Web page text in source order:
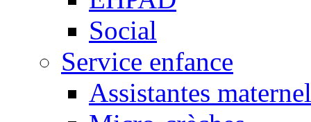
Social
Service enfance
Assistantes